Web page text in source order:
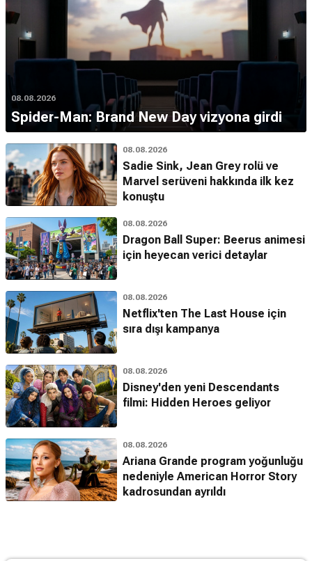
08.08.2026
Spider-Man: Brand New Day vizyona girdi
08.08.2026
Sadie Sink, Jean Grey rolü ve
Marvel serüveni hakkında ilk kez
konuştu
08.08.2026
Dragon Ball Super: Beerus animesi
için heyecan verici detaylar
08.08.2026
Netflix'ten The Last House için
sıra dışı kampanya
08.08.2026
Disney'den yeni Descendants
filmi: Hidden Heroes geliyor
08.08.2026
Ariana Grande program yoğunluğu
nedeniyle American Horror Story
kadrosundan ayrıldı